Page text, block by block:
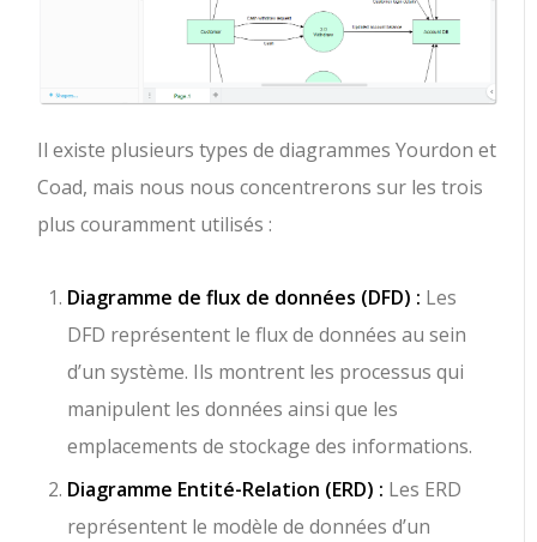
Il existe plusieurs types de diagrammes Yourdon et
Coad, mais nous nous concentrerons sur les trois
plus couramment utilisés :
Diagramme de flux de données (DFD) : Les
DFD représentent le flux de données au sein
d’un système. Ils montrent les processus qui
manipulent les données ainsi que les
emplacements de stockage des informations.
Diagramme Entité-Relation (ERD) : Les ERD
représentent le modèle de données d’un